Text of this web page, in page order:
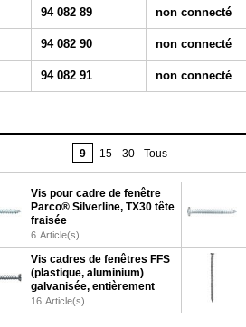
94 082 89 non connecté
94 082 90 non connecté
94 082 91 non connecté
9 15 30 Tous
Vis pour cadre de fenêtre
Parco® Silverline, TX30 tête
fraisée
6 Article(s)
Vis cadres de fenêtres FFS
(plastique, aluminium)
galvanisée, entièrement
filetée avec tête fraisée
16 Article(s)